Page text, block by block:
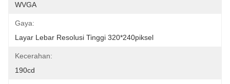
WVGA
Gaya:
Layar Lebar Resolusi Tinggi 320*240piksel
Kecerahan:
190cd